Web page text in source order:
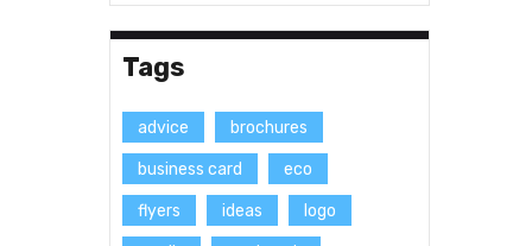
Tags
advice brochures
business card eco
flyers ideas logo